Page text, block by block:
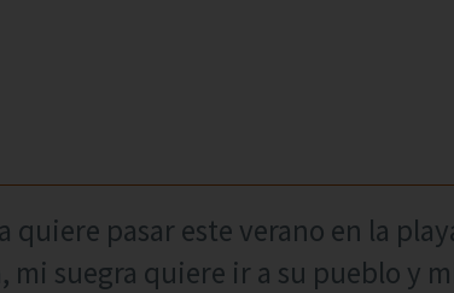
quiere pasar este verano en la
mi suegra quiere ir a su pueblo y